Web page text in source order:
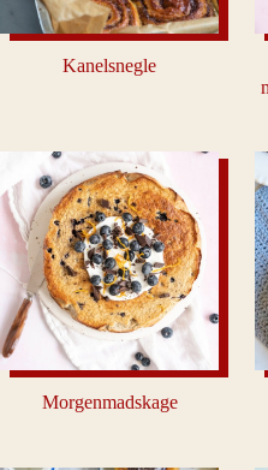
Kanelsnegle
Morgenmadskage